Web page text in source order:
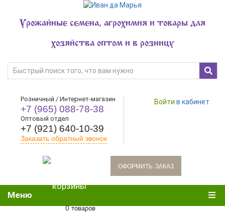
Урожайные семена, агрохимия и товары для
хозяйства оптом и в розницу
Розничный / Интернет-магазин
+7 (965) 088-78-38
Оптовый отдел
+7 (921) 640-10-39
Заказать обратный звонок
Войти в кабинет
oформить заказ
0 товаров
Меню